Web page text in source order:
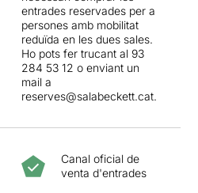
pistes per conèixer la gent
que l’ha rodejat al llarg de la
seva vida. Ens converteix en
els observadors passius
d’una història plena de dolor,
vergonya i penediment.
entrades reservades per a
persones amb mobilitat
reduïda en les dues sales.
Ho pots fer trucant al 93
284 53 12 o enviant un
mail a
reserves@salabeckett.cat.
Canal oficial de
venta d'entrades